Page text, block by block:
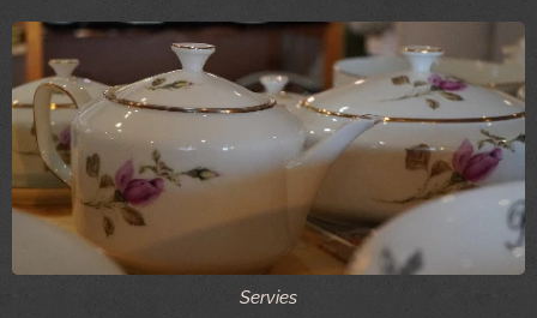
Servies